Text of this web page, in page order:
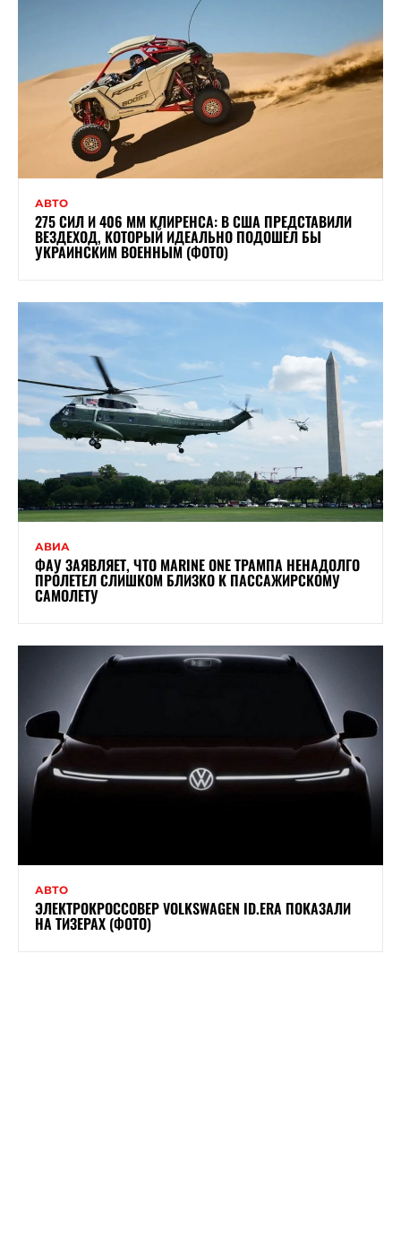
АВТО
275 СИЛ И 406 ММ КЛИРЕНСА: В США ПРЕДСТАВИЛИ
ВЕЗДЕХОД, КОТОРЫЙ ИДЕАЛЬНО ПОДОШЕЛ БЫ
УКРАИНСКИМ ВОЕННЫМ (ФОТО)
АВИА
ФАУ ЗАЯВЛЯЕТ, ЧТО MARINE ONE ТРАМПА НЕНАДОЛГО
ПРОЛЕТЕЛ СЛИШКОМ БЛИЗКО К ПАССАЖИРСКОМУ
САМОЛЕТУ
АВТО
ЭЛЕКТРОКРОССОВЕР VOLKSWAGEN ID.ERA ПОКАЗАЛИ
НА ТИЗЕРАХ (ФОТО)